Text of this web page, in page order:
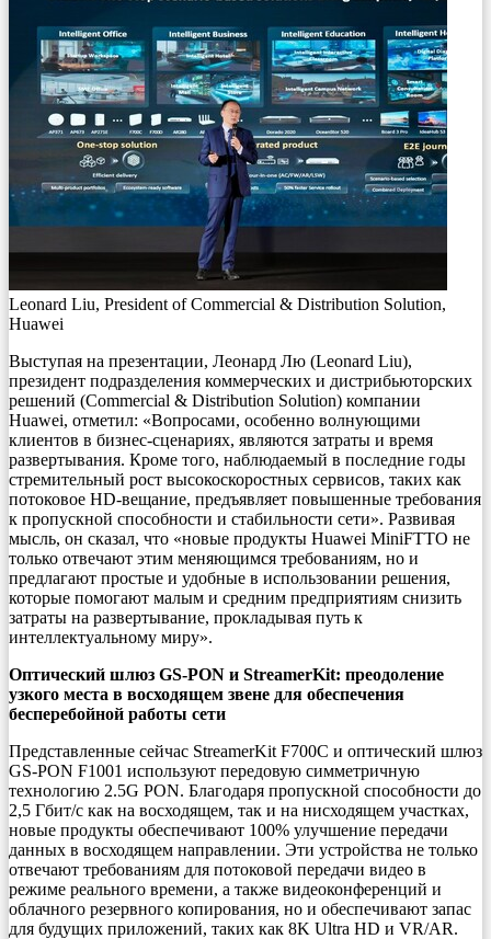
Leonard Liu, President of Commercial & Distribution Solution,
Huawei
Выступая на презентации, Леонард Лю (Leonard Liu),
президент подразделения коммерческих и дистрибьюторских
решений (Commercial & Distribution Solution) компании
Huawei, отметил: «Вопросами, особенно волнующими
клиентов в бизнес-сценариях, являются затраты и время
развертывания. Кроме того, наблюдаемый в последние годы
стремительный рост высокоскоростных сервисов, таких как
потоковое HD-вещание, предъявляет повышенные требования
к пропускной способности и стабильности сети». Развивая
мысль, он сказал, что «новые продукты Huawei MiniFTTO не
только отвечают этим меняющимся требованиям, но и
предлагают простые и удобные в использовании решения,
которые помогают малым и средним предприятиям снизить
затраты на развертывание, прокладывая путь к
интеллектуальному миру».
Оптический шлюз GS-PON и StreamerKit: преодоление
узкого места в восходящем звене для обеспечения
бесперебойной работы сети
Представленные сейчас StreamerKit F700C и оптический шлюз
GS-PON F1001 используют передовую симметричную
технологию 2.5G PON. Благодаря пропускной способности до
2,5 Гбит/с как на восходящем, так и на нисходящем участках,
новые продукты обеспечивают 100% улучшение передачи
данных в восходящем направлении. Эти устройства не только
отвечают требованиям для потоковой передачи видео в
режиме реального времени, а также видеоконференций и
облачного резервного копирования, но и обеспечивают запас
для будущих приложений, таких как 8K Ultra HD и VR/AR.